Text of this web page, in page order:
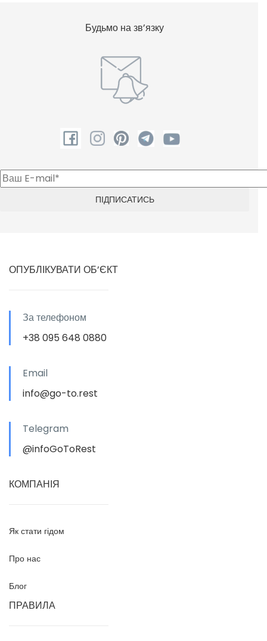
Будьмо на зв’язку
ОПУБЛІКУВАТИ ОБ’ЄКТ
За телефоном
+38 095 648 0880
Email
info@go-to.rest
Telegram
@infoGoToRest
КОМПАНІЯ
Як стати гідом
Про нас
Блог
ПРАВИЛА